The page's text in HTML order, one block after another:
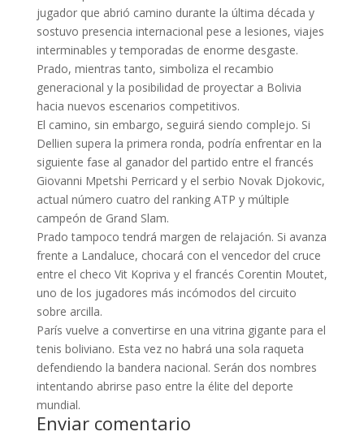
jugador que abrió camino durante la última década y
sostuvo presencia internacional pese a lesiones, viajes
interminables y temporadas de enorme desgaste.
Prado, mientras tanto, simboliza el recambio
generacional y la posibilidad de proyectar a Bolivia
hacia nuevos escenarios competitivos.
El camino, sin embargo, seguirá siendo complejo. Si
Dellien supera la primera ronda, podría enfrentar en la
siguiente fase al ganador del partido entre el francés
Giovanni Mpetshi Perricard y el serbio Novak Djokovic,
actual número cuatro del ranking ATP y múltiple
campeón de Grand Slam.
Prado tampoco tendrá margen de relajación. Si avanza
frente a Landaluce, chocará con el vencedor del cruce
entre el checo Vit Kopriva y el francés Corentin Moutet,
uno de los jugadores más incómodos del circuito
sobre arcilla.
París vuelve a convertirse en una vitrina gigante para el
tenis boliviano. Esta vez no habrá una sola raqueta
defendiendo la bandera nacional. Serán dos nombres
intentando abrirse paso entre la élite del deporte
mundial.
Enviar comentario